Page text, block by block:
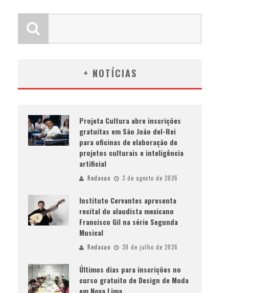
+ NOTÍCIAS
Projeta Cultura abre inscrições
gratuitas em São João del-Rei
para oficinas de elaboração de
projetos culturais e inteligência
artificial
Redacao 3 de agosto de 2026
Instituto Cervantes apresenta
recital do alaudista mexicano
Francisco Gil na série Segunda
Musical
Redacao 30 de julho de 2026
Últimos dias para inscrições no
curso gratuito de Design de Moda
em Nova Lima